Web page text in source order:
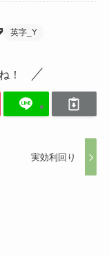
英字_Y
！
実効利回り